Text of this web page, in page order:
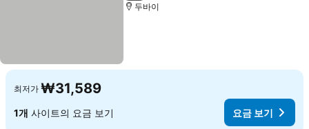
두바이
최저가 ₩31,589
1개 사이트의 요금 보기 요금 보기